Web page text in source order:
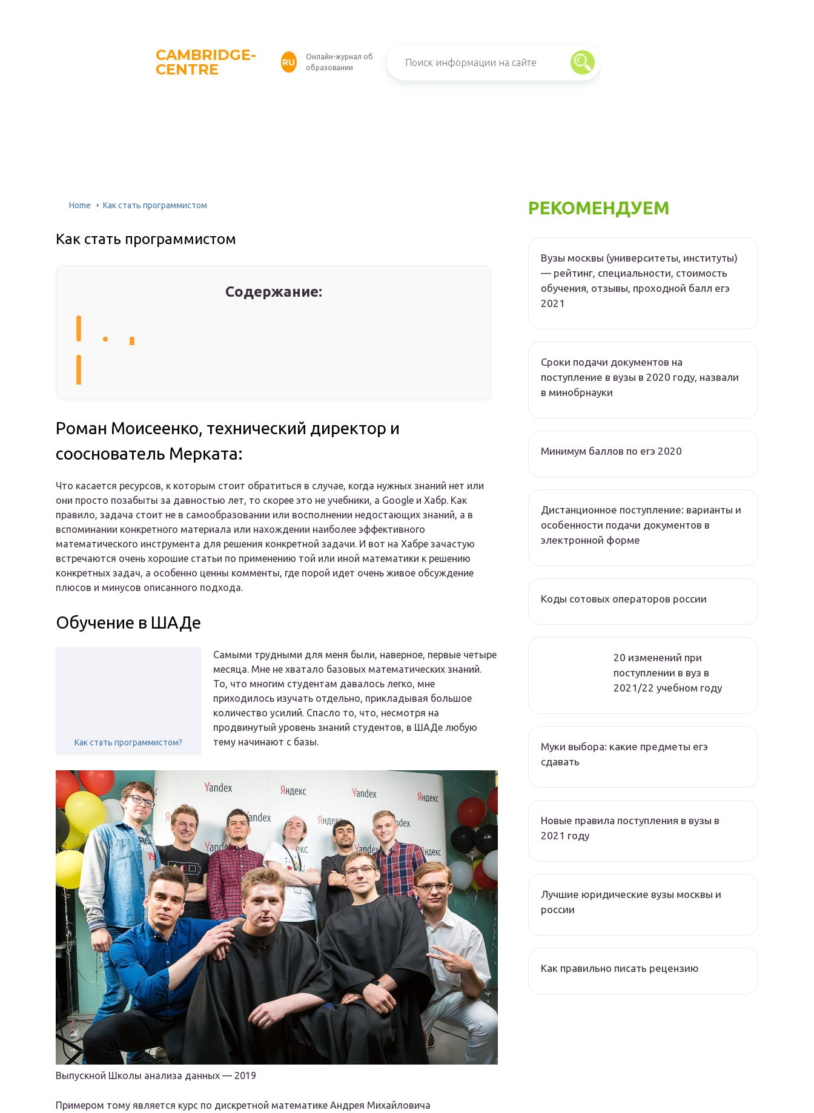
CAMBRIDGE-
CENTRE
RU
Онлайн-журнал об
образовании
Home Как стать программистом
Как стать программистом
Содержание:
Роман Моисеенко, технический директор и
сооснователь Мерката:
Что касается ресурсов, к которым стоит обратиться в случае, когда нужных знаний нет или
они просто позабыты за давностью лет, то скорее это не учебники, а Google и Хабр. Как
правило, задача стоит не в самообразовании или восполнении недостающих знаний, а в
вспоминании конкретного материала или нахождении наиболее эффективного
математического инструмента для решения конкретной задачи. И вот на Хабре зачастую
встречаются очень хорошие статьи по применению той или иной математики к решению
конкретных задач, а особенно ценны комменты, где порой идет очень живое обсуждение
плюсов и минусов описанного подхода.
Обучение в ШАДе
Как стать программистом?
Самыми трудными для меня были, наверное, первые четыре
месяца. Мне не хватало базовых математических знаний.
То, что многим студентам давалось легко, мне
приходилось изучать отдельно, прикладывая большое
количество усилий. Спасло то, что, несмотря на
продвинутый уровень знаний студентов, в ШАДе любую
тему начинают с базы.
Выпускной Школы анализа данных — 2019
Примером тому является курс по дискретной математике Андрея Михайловича
РЕКОМЕНДУЕМ
Вузы москвы (университеты, институты)
— рейтинг, специальности, стоимость
обучения, отзывы, проходной балл егэ
2021
Сроки подачи документов на
поступление в вузы в 2020 году, назвали
в минобрнауки
Минимум баллов по егэ 2020
Дистанционное поступление: варианты и
особенности подачи документов в
электронной форме
Коды сотовых операторов россии
20 изменений при
поступлении в вуз в
2021/22 учебном году
Муки выбора: какие предметы егэ
сдавать
Новые правила поступления в вузы в
2021 году
Лучшие юридические вузы москвы и
россии
Как правильно писать рецензию